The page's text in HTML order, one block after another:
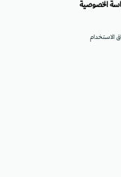
الاستخدام
الخصوصية